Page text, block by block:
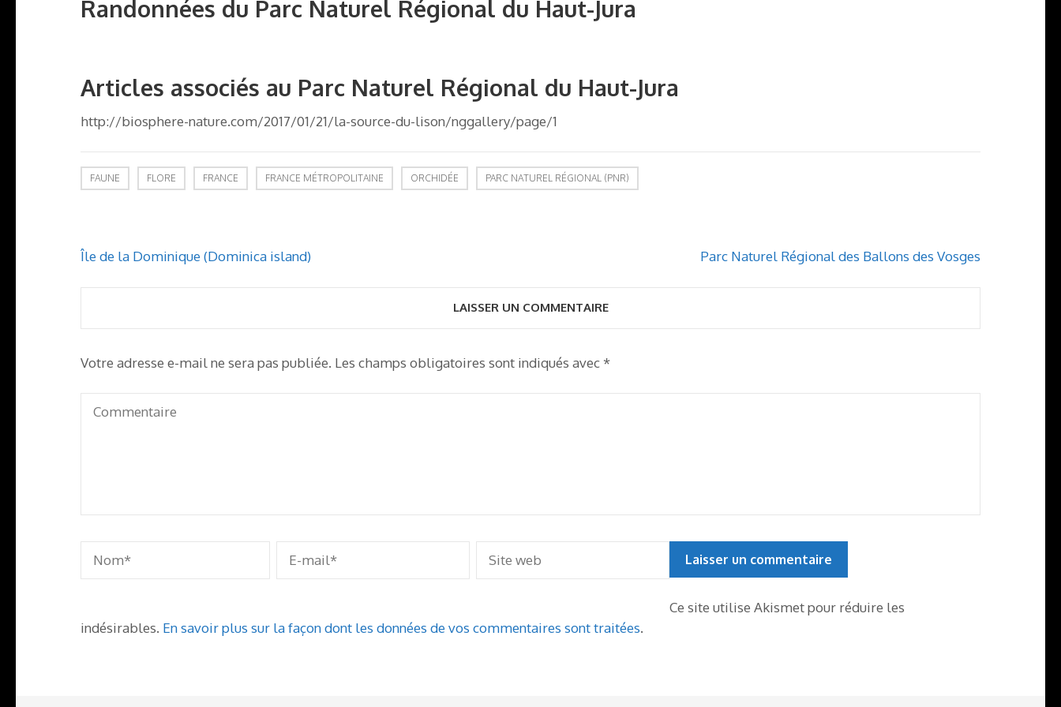
Randonnées du Parc Naturel Régional du Haut-Jura
Articles associés au Parc Naturel Régional du Haut-Jura
http://biosphere-nature.com/2017/01/21/la-source-du-lison/nggallery/page/1
FAUNE FLORE FRANCE FRANCE MÉTROPOLITAINE ORCHIDÉE PARC NATUREL RÉGIONAL (PNR)
Navigation
Île de la Dominique (Dominica island) Parc Naturel Régional des Ballons des Vosges
LAISSER UN COMMENTAIRE
Votre adresse e-mail ne sera pas publiée. Les champs obligatoires sont indiqués avec *
Ce site utilise Akismet pour réduire les
indésirables. En savoir plus sur la façon dont les données de vos commentaires sont traitées.